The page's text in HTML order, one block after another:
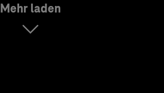
Mehr laden